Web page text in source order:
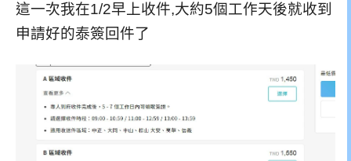
這一次我在1/2早上收件,大約5個工作天後就收到
申請好的泰簽回件了